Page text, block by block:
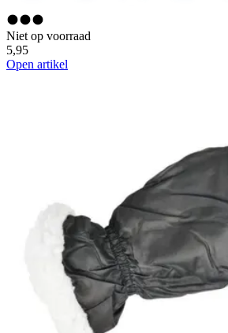
Niet op voorraad
5,95
Open artikel